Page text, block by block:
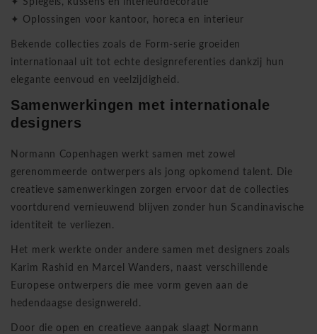
✦ Oplossingen voor kantoor, horeca en interieur
Bekende collecties zoals de Form-serie groeiden
internationaal uit tot echte designreferenties dankzij hun
elegante eenvoud en veelzijdigheid.
Samenwerkingen met internationale
designers
Normann Copenhagen werkt samen met zowel
gerenommeerde ontwerpers als jong opkomend talent. Die
creatieve samenwerkingen zorgen ervoor dat de collecties
voortdurend vernieuwend blijven zonder hun Scandinavische
identiteit te verliezen.
Het merk werkte onder andere samen met designers zoals
Karim Rashid en Marcel Wanders, naast verschillende
Europese ontwerpers die mee vorm geven aan de
hedendaagse designwereld.
Door die open en creatieve aanpak slaagt Normann